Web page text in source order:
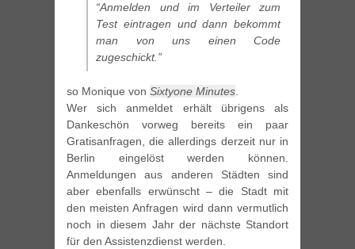
“Anmelden und im Verteiler zum
Test eintragen und dann bekommt
man von uns einen Code
zugeschickt.”
so Monique von Sixtyone Minutes.
Wer sich anmeldet erhält übrigens als
Dankeschön vorweg bereits ein paar
Gratisanfragen, die allerdings derzeit nur in
Berlin eingelöst werden können.
Anmeldungen aus anderen Städten sind
aber ebenfalls erwünscht – die Stadt mit
den meisten Anfragen wird dann vermutlich
noch in diesem Jahr der nächste Standort
für den Assistenzdienst werden.